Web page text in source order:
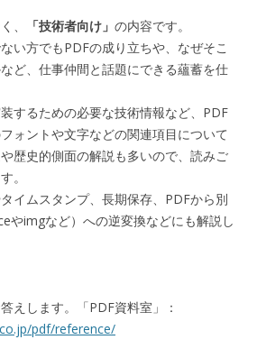
、 「技術者向け」 の内容です。
い方でもPDFの成り立ちや、なぜそこ
ど、仕事仲間と話題にできる蘊蓄を仕
するための必要な技術情報など、PDF
ォントや文字などの関連項目について
歴史的側面の解説も多いので、読みご
。
イムスタンプ、長期保存、PDFから別
やimgなど）への逆変換などにも解説し
えします。「PDF資料室」：
pdf/reference/